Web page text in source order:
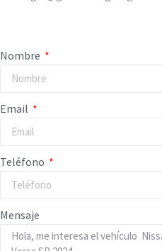
Nombre
Email
Teléfono
Mensaje